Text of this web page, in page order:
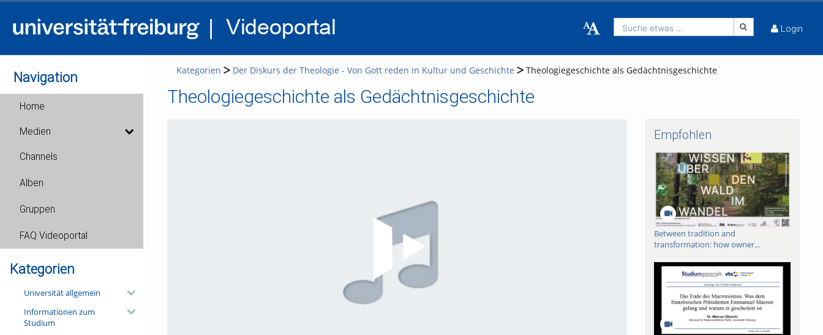
Suche etwas ... Login
Navigation
Home
Medien
Channels
Alben
Gruppen
FAQ Videoportal
Kategorien
Universität allgemein
Informationen zum
Studium
Kategorien Der Diskurs der Theologie - Von Gott reden in Kultur und Geschichte Theologiegeschichte als Gedächtnisgeschichte
Theologiegeschichte als Gedächtnisgeschichte
Empfohlen
Between tradition and
transformation: how owner...